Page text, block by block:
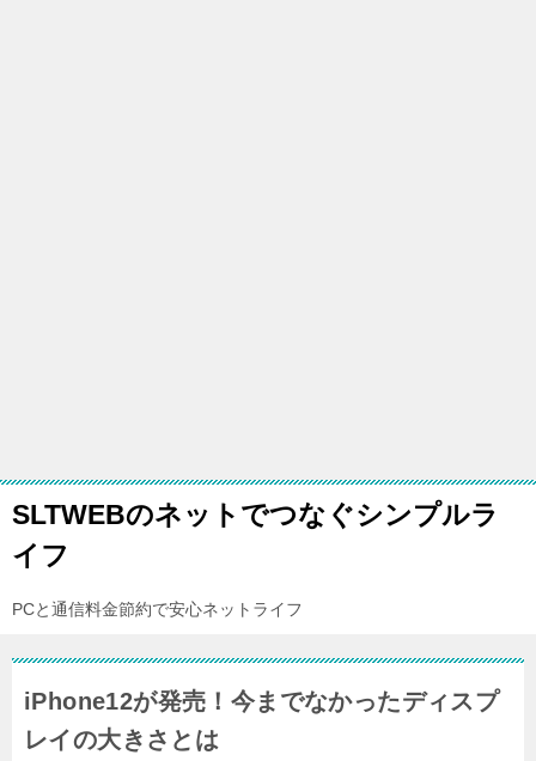
SLTWEBのネットでつなぐシンプルラ
イフ
PCと通信料金節約で安心ネットライフ
iPhone12が発売！今までなかったディスプ
レイの大きさとは